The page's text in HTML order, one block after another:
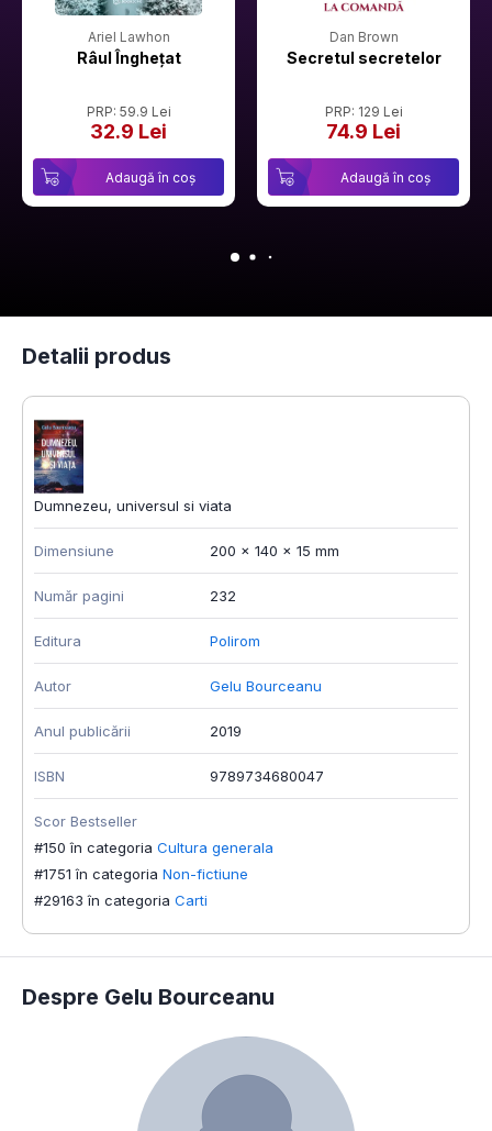
Ariel Lawhon
Râul Înghețat
PRP: 59.9 Lei
32.9 Lei
Adaugă în coș
Dan Brown
Secretul secretelor
PRP: 129 Lei
74.9 Lei
Adaugă în coș
Detalii produs
Dumnezeu, universul si viata
Dimensiune 200 x 140 x 15 mm
Număr pagini 232
Editura Polirom
Autor Gelu Bourceanu
Anul publicării 2019
ISBN 9789734680047
Scor Bestseller
#150 în categoria Cultura generala
#1751 în categoria Non-fictiune
#29163 în categoria Carti
Despre Gelu Bourceanu